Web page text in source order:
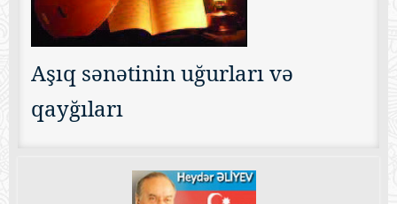
Aşıq sənətinin uğurları və
qayğıları